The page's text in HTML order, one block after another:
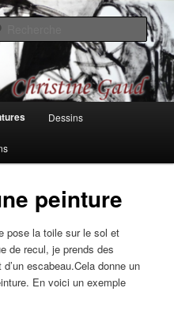
et
les rythmes, passages et
Dessins
peinture
pose la toile sur le sol et
de recul, je prends des
escabeau.Cela donne un
En voici un exemple